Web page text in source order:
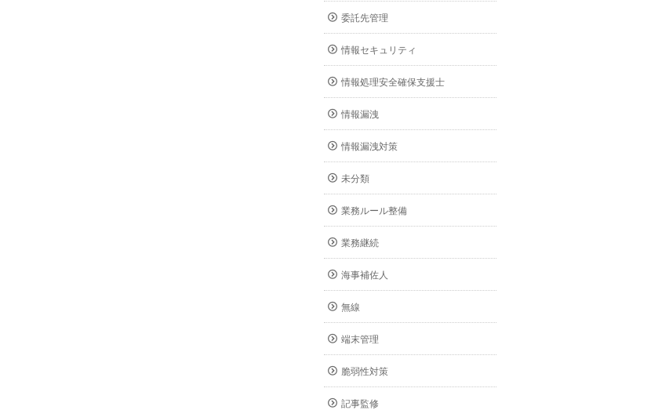
委託先管理
情報セキュリティ
情報処理安全確保支援士
情報漏洩
情報漏洩対策
未分類
業務ルール整備
業務継続
海事補佐人
無線
端末管理
脆弱性対策
記事監修